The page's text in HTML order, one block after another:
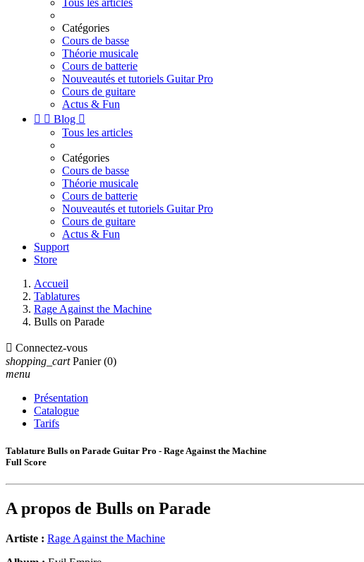
Tous les articles
Catégories
Cours de basse
Théorie musicale
Cours de batterie
Nouveautés et tutoriels Guitar Pro
Cours de guitare
Actus & Fun
  Blog 
Tous les articles
Catégories
Cours de basse
Théorie musicale
Cours de batterie
Nouveautés et tutoriels Guitar Pro
Cours de guitare
Actus & Fun
Support
Store
Accueil
Tablatures
Rage Against the Machine
Bulls on Parade
 Connectez-vous
shopping_cart Panier (0)
menu
Présentation
Catalogue
Tarifs
Tablature Bulls on Parade Guitar Pro - Rage Against the Machine
Full Score
A propos de Bulls on Parade
Artiste : Rage Against the Machine